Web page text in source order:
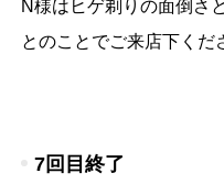
N様はヒゲ剃りの面倒さ
とのことでご来店下くだ
7回目終了